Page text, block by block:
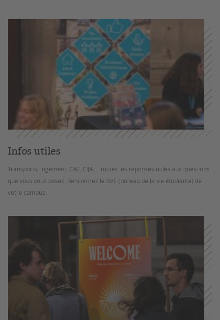
Infos utiles
Transports, logement, CAF, CIJA ... toutes les réponses utiles aux questions
que vous vous posez. Rencontrez le BVE (bureau de la vie étudiante) de
votre campus.